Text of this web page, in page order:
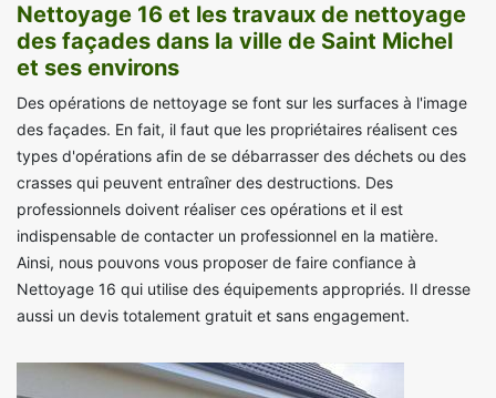
Nettoyage 16 et les travaux de nettoyage
des façades dans la ville de Saint Michel
et ses environs
Des opérations de nettoyage se font sur les surfaces à l'image
des façades. En fait, il faut que les propriétaires réalisent ces
types d'opérations afin de se débarrasser des déchets ou des
crasses qui peuvent entraîner des destructions. Des
professionnels doivent réaliser ces opérations et il est
indispensable de contacter un professionnel en la matière.
Ainsi, nous pouvons vous proposer de faire confiance à
Nettoyage 16 qui utilise des équipements appropriés. Il dresse
aussi un devis totalement gratuit et sans engagement.